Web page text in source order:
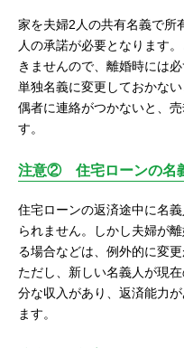
家を夫婦2人の共有名義で所
人の承諾が必要となります
きませんので、離婚時には
単独名義に変更しておかな
偶者に連絡がつかないと、
す。
注意② 住宅ローンの名
住宅ローンの返済途中に名
られません。しかし夫婦が
る場合などは、例外的に変
ただし、新しい名義人が現
分な収入があり、返済能力
ます。